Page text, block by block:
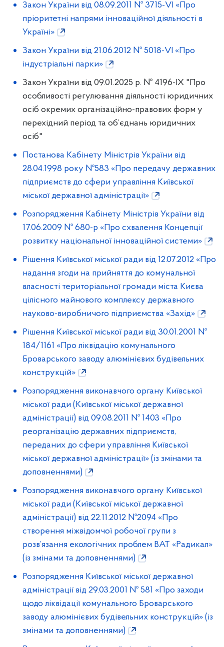
Закон України від 08.09.2011 № 3715-VI «Про
пріоритетні напрями інноваційної діяльності в
Україні»
Закон України від 21.06.2012 № 5018-VI «Про
індустріальні парки»
Закон України від 09.01.2025 р. № 4196-ІХ "Про
особливості регулювання діяльності юридичних
осіб окремих організаційно-правових форм у
перехідний період та об’єднань юридичних
осіб"
Постанова Кабінету Міністрів України від
28.04.1998 року №583 «Про передачу державних
підприємств до сфери управління Київської
міської державної адміністрації»
Розпорядження Кабінету Міністрів України від
17.06.2009 № 680-р «Про схвалення Концепції
розвитку національної інноваційної системи»
Рішення Київської міської ради від 12.07.2012 «Про
надання згоди на прийняття до комунальної
власності територіальної громади міста Києва
цілісного майнового комплексу державного
науково-виробничого підприємства «Захід»
Рішення Київської міської ради від 30.01.2001 №
184/1161 «Про ліквідацію комунального
Броварського заводу алюмінієвих будівельних
конструкцій»
Розпорядження виконавчого органу Київської
міської ради (Київської міської державної
адміністрації) від 09.08.2011 № 1403 «Про
реорганізацію державних підприємств,
переданих до сфери управління Київської
міської державної адміністрації» (із змінами та
доповненнями)
Розпорядження виконавчого органу Київської
міської ради (Київської міської державної
адміністрації) від 22.11.2012 №2094 «Про
створення міжвідомчої робочої групи з
розв’язання екологічних проблем ВАТ «Радикал»
(із змінами та доповненнями)
Розпорядження Київської міської державної
адміністрації від 29.03.2001 № 581 «Про заходи
щодо ліквідації комунального Броварського
заводу алюмінієвих будівельних конструкцій» (із
змінами та доповненнями)